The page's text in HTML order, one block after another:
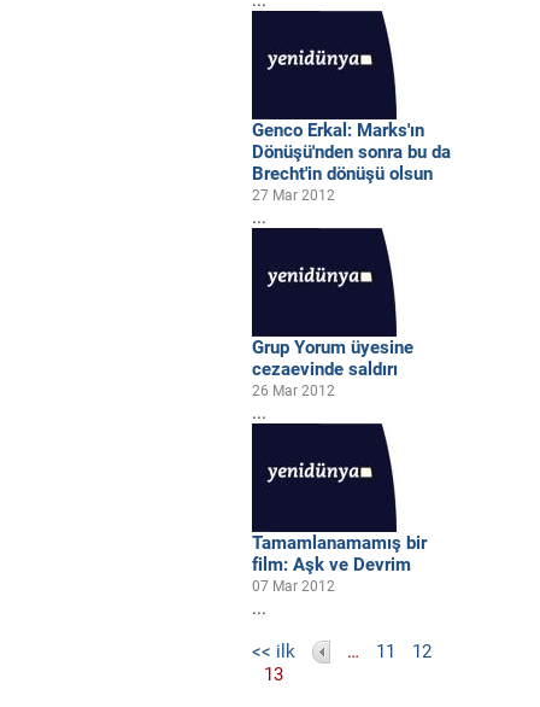
Genco Erkal: Marks'ın
Dönüşü'nden sonra bu da
Brecht'in dönüşü olsun
27 Mar 2012
...
Grup Yorum üyesine
cezaevinde saldırı
26 Mar 2012
...
Tamamlanamamış bir
film: Aşk ve Devrim
07 Mar 2012
...
Sayfalar
<< ilk … 11
12
13